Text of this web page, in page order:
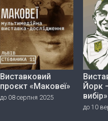
Виставковий
проєкт «Маковеї»
до 08 серпня 2025
Йорк
вибір»
до 10